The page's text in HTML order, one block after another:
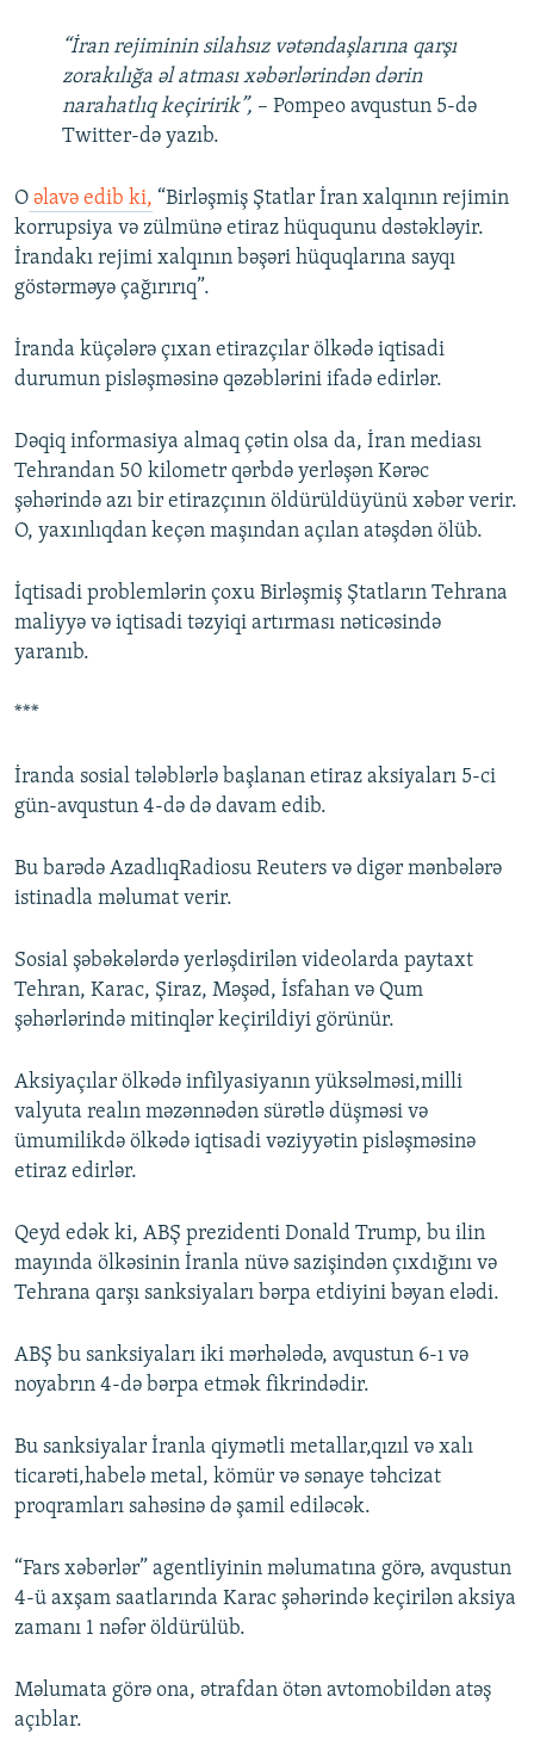
“İran rejiminin silahsız vətəndaşlarına qarşı
zorakılığa əl atması xəbərlərindən dərin
narahatlıq keçiririk”, – Pompeo avqustun 5-də
Twitter-də yazıb.
O əlavə edib ki, “Birləşmiş Ştatlar İran xalqının rejimin
korrupsiya və zülmünə etiraz hüququnu dəstəkləyir.
İrandakı rejimi xalqının bəşəri hüquqlarına sayqı
göstərməyə çağırırıq”.
İranda küçələrə çıxan etirazçılar ölkədə iqtisadi
durumun pisləşməsinə qəzəblərini ifadə edirlər.
Dəqiq informasiya almaq çətin olsa da, İran mediası
Tehrandan 50 kilometr qərbdə yerləşən Kərəc
şəhərində azı bir etirazçının öldürüldüyünü xəbər verir.
O, yaxınlıqdan keçən maşından açılan atəşdən ölüb.
İqtisadi problemlərin çoxu Birləşmiş Ştatların Tehrana
maliyyə və iqtisadi təzyiqi artırması nəticəsində
yaranıb.
***
İranda sosial tələblərlə başlanan etiraz aksiyaları 5-ci
gün-avqustun 4-də də davam edib.
Bu barədə AzadlıqRadiosu Reuters və digər mənbələrə
istinadla məlumat verir.
Sosial şəbəkələrdə yerləşdirilən videolarda paytaxt
Tehran, Karac, Şiraz, Məşəd, İsfahan və Qum
şəhərlərində mitinqlər keçirildiyi görünür.
Aksiyaçılar ölkədə infilyasiyanın yüksəlməsi,milli
valyuta realın məzənnədən sürətlə düşməsi və
ümumilikdə ölkədə iqtisadi vəziyyətin pisləşməsinə
etiraz edirlər.
Qeyd edək ki, ABŞ prezidenti Donald Trump, bu ilin
mayında ölkəsinin İranla nüvə sazişindən çıxdığını və
Tehrana qarşı sanksiyaları bərpa etdiyini bəyan elədi.
ABŞ bu sanksiyaları iki mərhələdə, avqustun 6-ı və
noyabrın 4-də bərpa etmək fikrindədir.
Bu sanksiyalar İranla qiymətli metallar,qızıl və xalı
ticarəti,habelə metal, kömür və sənaye təhcizat
proqramları sahəsinə də şamil ediləcək.
“Fars xəbərlər” agentliyinin məlumatına görə, avqustun
4-ü axşam saatlarında Karac şəhərində keçirilən aksiya
zamanı 1 nəfər öldürülüb.
Məlumata görə ona, ətrafdan ötən avtomobildən atəş
açıblar.